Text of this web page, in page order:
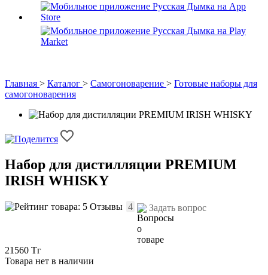
Главная > Каталог > Самогоноварение > Готовые наборы для
самогоноварения
Набор для дистилляции PREMIUM
IRISH WHISKY
Отзывы 4 Задать вопрос
21560 Тг
Товара нет в наличии